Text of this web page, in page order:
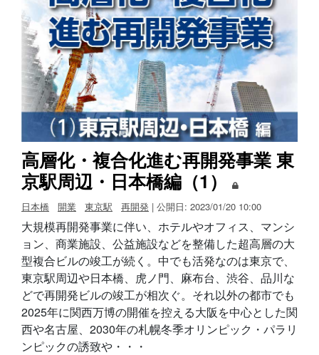
高層化・複合化進む再開発事業 東
京駅周辺・日本橋編（1）
日本橋 開業 東京駅 再開発 | 公開日: 2023/01/20 10:00
大規模再開発事業に伴い、ホテルやオフィス、マンシ
ョン、商業施設、公益施設などを整備した超高層の大
型複合ビルの竣工が続く。中でも活発なのは東京で、
東京駅周辺や日本橋、虎ノ門、麻布台、渋谷、品川な
どで再開発ビルの竣工が相次ぐ。それ以外の都市でも
2025年に関西万博の開催を控える大阪を中心とした関
西や名古屋、2030年の札幌冬季オリンピック・パラリ
ンピックの誘致や・・・